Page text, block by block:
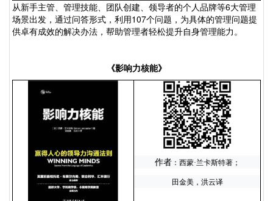
从新手主管、管理技能、团队创建、领导者的个人品牌等6大管理
场景出发，通过问答形式，利用107个问题，为具体的管理问题提
供卓有成效的解决办法，帮助管理者轻松提升自身管理能力。
《影响力核能》
作者：西蒙·兰卡斯特著；
田金美，洪云译